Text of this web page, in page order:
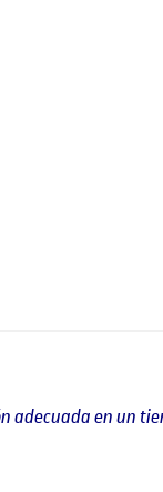
adecuada en un